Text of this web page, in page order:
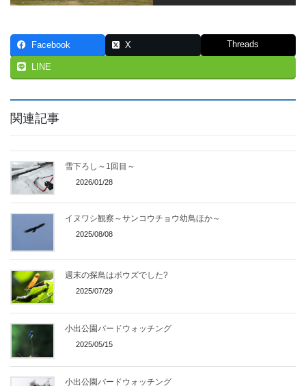
Facebook X Threads
LINE
関連記事
雪下ろし～1回目～
2026/01/28
イヌワシ観察～サンコウチョウ幼鳥ほか～
2025/08/08
週末の探鳥はボウズでした?
2025/07/29
小出公園バードウォッチング
2025/05/15
小出公園バードウォッチング